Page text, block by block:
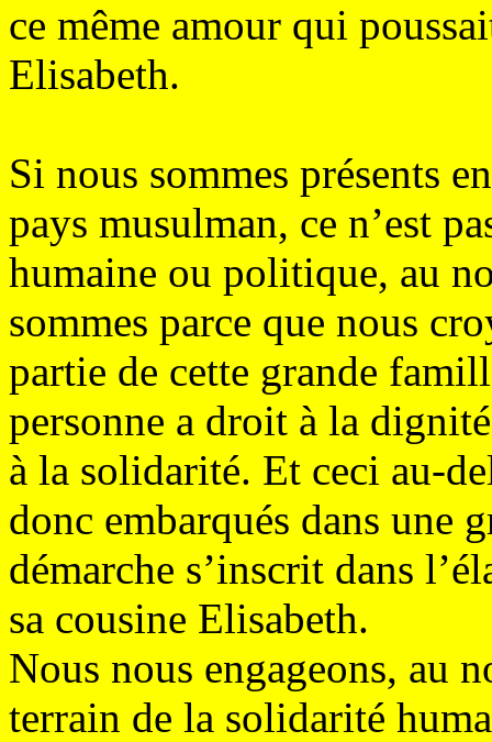
ce même amour qui
Elisabeth.
Si nous sommes présents
pays musulman, ce n’est
humaine ou politique, au
sommes parce que nous
partie de cette grande
personne a droit à la
à la solidarité. Et ceci au-
donc embarqués dans une
démarche s’inscrit dans
sa cousine Elisabeth.
Nous nous engageons, au
terrain de la solidarité